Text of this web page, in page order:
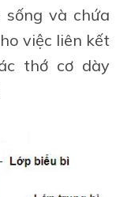
và chứa
việc liên kết
thớ cơ dày